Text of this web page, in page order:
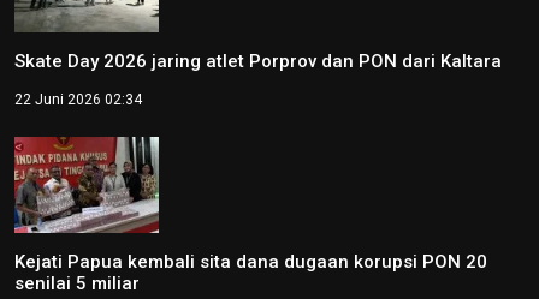
Skate Day 2026 jaring atlet Porprov dan PON dari Kaltara
22 Juni 2026 02:34
Kejati Papua kembali sita dana dugaan korupsi PON 20
senilai 5 miliar